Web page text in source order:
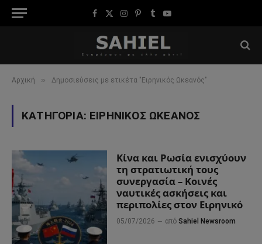
Facebook
X
Instagram
Pinterest
TumblrYouTube
Αρχική » Δημοσιεύσεις με ετικέτα "Ειρηνικός Ωκεανός"
ΚΑΤΗΓΟΡΊΑ: ΕΙΡΗΝΙΚΌΣ ΩΚΕΑΝΌΣ
Κίνα και Ρωσία ενισχύουν
τη στρατιωτική τους
συνεργασία – Κοινές
ναυτικές ασκήσεις και
περιπολίες στον Ειρηνικό
05/07/2026 από Sahiel Newsroom